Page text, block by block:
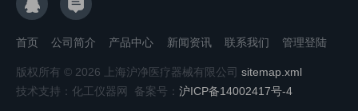
首页 公司简介 产品中心 新闻资讯 联系我们 管理登陆
版权所有 © 2026 上海沪净医疗器械有限公司 sitemap.xml
技术支持：化工仪器网 备案号： 沪ICP备14002417号-4